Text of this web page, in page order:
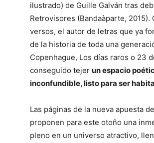
ilustrado) de Guille Galván tras
Retrovisores (Bandaàparte, 2015).
versos, el autor de letras que ya
de la historia de toda una
Copenhague, Los días raros o 23
conseguido tejer un espacio
inconfundible, listo para ser
Las páginas de la nueva apuesta
proponen para este otoño una
pleno en un universo atractivo,